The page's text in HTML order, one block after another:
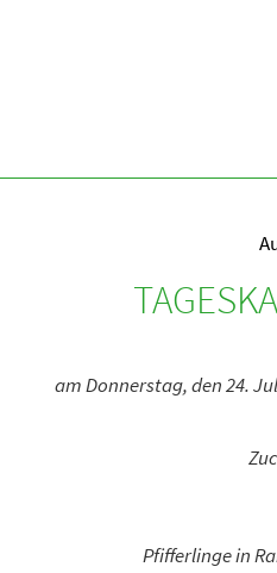
am Donnerstag, den 24.
Pfifferlinge in